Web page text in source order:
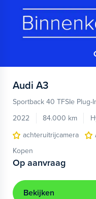
Audi A3
Sportback 40 TFSIe Plug-
2022
84.000 km
achteruitrijcamera
Kopen
Op aanvraag
Bekijken